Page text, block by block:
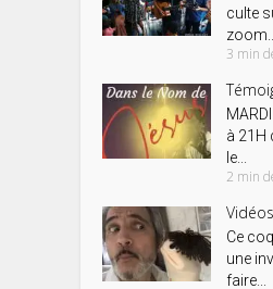
culte
3 min
à 21H
le...
2 min
Vidéos
Ce
une
faire...